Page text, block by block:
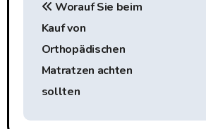
Worauf Sie beim
Kauf von
Orthopädischen
Matratzen achten
sollten